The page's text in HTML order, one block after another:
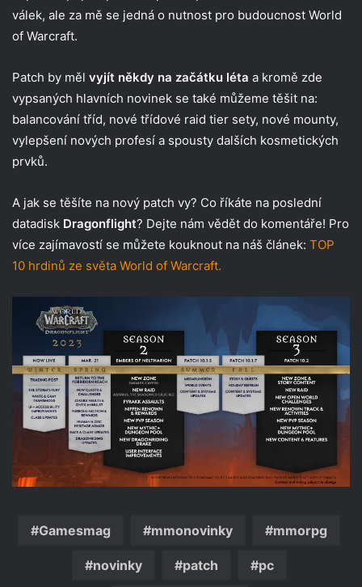
válek, ale za mě se jedná o nutnost pro budoucnost World
of Warcraft.
Patch by měl vyjít někdy na začátku léta a kromě zde
vypsaných hlavních novinek se také můžeme těšit na:
balancování tříd, nové třídové raid tier sety, nové mounty,
vylepšení nových profesí a spousty dalších kosmetických
prvků.
A jak se těšíte na nový patch vy? Co říkáte na poslední
datadisk Dragonflight? Dejte nám vědět do komentáře! Pro
více zajímavostí se můžete kouknout na náš článek: TOP
10 hrdinů ze světa World of Warcraft.
Gamesmag mmonovinky mmorpg
novinky patch pc